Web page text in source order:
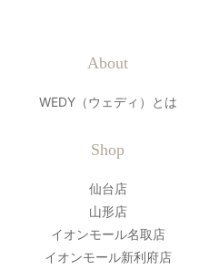
About
WEDY（ウェディ）とは
Shop
仙台店
山形店
イオンモール名取店
イオンモール新利府店